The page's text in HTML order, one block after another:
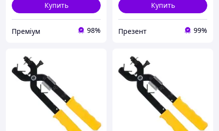
Купить
Преміум 98%
Купить
Презент 99%